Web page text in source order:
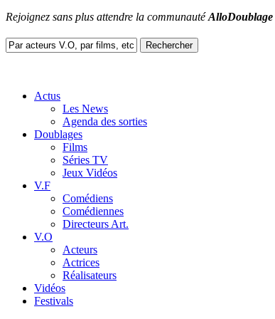
Rejoignez sans plus attendre la communautéAlloDoublage
Actus
Les News
Agenda des sorties
Doublages
Films
Séries TV
Jeux Vidéos
V.F
Comédiens
Comédiennes
Directeurs Art.
V.O
Acteurs
Actrices
Réalisateurs
Vidéos
Festivals